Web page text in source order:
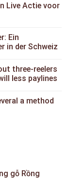
Live Actie voor
Ein
in der Schweiz
three-reelers
less paylines
a method
gỗ Rồng